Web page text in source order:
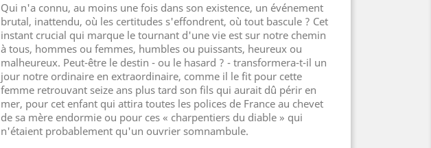
Qui n'a connu, au moins une fois dans son existence, un événement
brutal, inattendu, où les certitudes s'effondrent, où tout bascule ? Cet
instant crucial qui marque le tournant d'une vie est sur notre chemin
à tous, hommes ou femmes, humbles ou puissants, heureux ou
malheureux. Peut-être le destin - ou le hasard ? - transformera-t-il un
jour notre ordinaire en extraordinaire, comme il le fit pour cette
femme retrouvant seize ans plus tard son fils qui aurait dû périr en
mer, pour cet enfant qui attira toutes les polices de France au chevet
de sa mère endormie ou pour ces « charpentiers du diable » qui
n'étaient probablement qu'un ouvrier somnambule.